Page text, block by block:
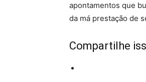
apontamentos que
da má prestação de
Compartilhe